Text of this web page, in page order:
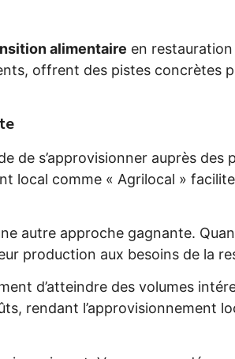
alimentaire en
offrent des pistes concrètes
de s’approvisionner auprès des
local comme « Agrilocal »
autre approche gagnante.
production aux besoins de la
d’atteindre des volumes
rendant l’approvisionnement